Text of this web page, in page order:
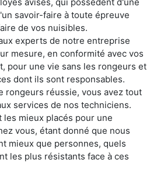
avisés, qui possèdent d'une
savoir-faire à toute épreuve
de vos nuisibles.
experts de notre entreprise
mesure, en conformité avec vos
pour une vie sans les rongeurs et
dont ils sont responsables.
rongeurs réussie, vous avez tout
services de nos techniciens.
les mieux placés pour une
vous, étant donné que nous
mieux que personnes, quels
les plus résistants face à ces